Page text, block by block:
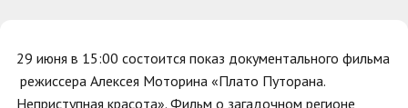
29 июня в 15:00 состоится показ документального фильма
режиссера Алексея Моторина «Плато Путорана.
Неприступная красота». Фильм о загадочном регионе